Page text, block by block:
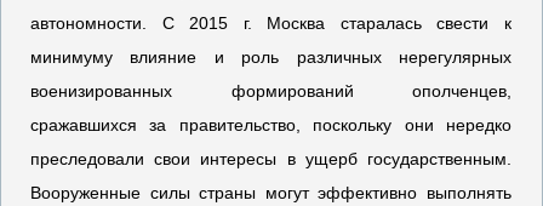
автономности. С 2015 г. Москва старалась свести к
минимуму влияние и роль различных нерегулярных
военизированных формирований ополченцев,
сражавшихся за правительство, поскольку они нередко
преследовали свои интересы в ущерб государственным.
Вооруженные силы страны могут эффективно выполнять